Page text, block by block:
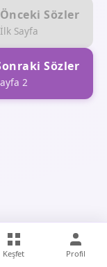
Önceki Sözler
İlk Sayfa
Sözler
2
Keşfet Profil